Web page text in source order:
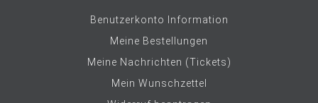
Benutzerkonto Information
Meine Bestellungen
Meine Nachrichten (Tickets)
Mein Wunschzettel